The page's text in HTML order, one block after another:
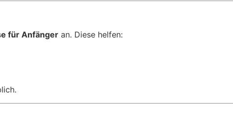
für Anfänger an. Diese helfen: